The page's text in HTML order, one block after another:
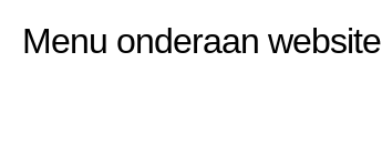
Menu onderaan website